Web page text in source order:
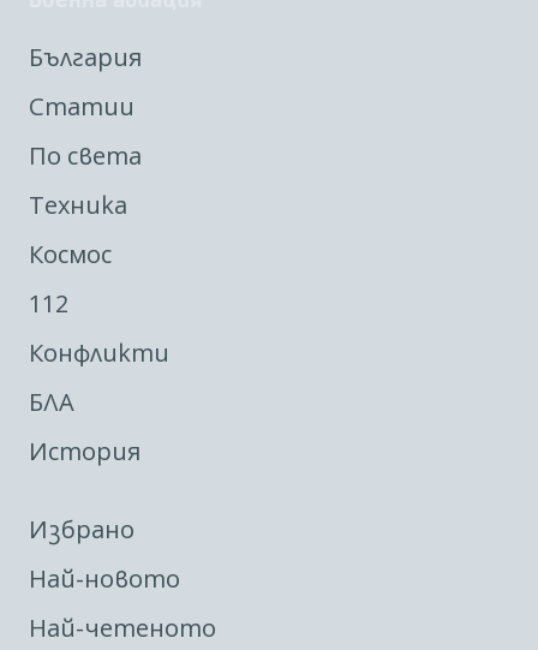
България
Статии
По света
Техника
Космос
112
Конфликти
БЛА
История
Избрано
Най-новото
Най-четеното